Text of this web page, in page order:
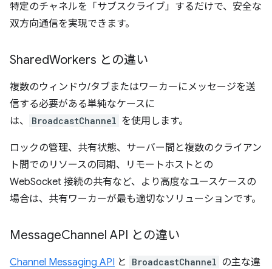
特定のチャネルを「サブスクライブ」するだけで、安全な
双方向通信を実現できます。
SharedWorkers との違い
複数のウィンドウ/タブまたはワーカーにメッセージを送
信する必要がある単純なケースに
は、
BroadcastChannel を使用します。
ロックの管理、共有状態、サーバー間と複数のクライアン
ト間でのリソースの同期、リモートホストとの
WebSocket 接続の共有など、より高度なユースケースの
場合は、共有ワーカーが最も適切なソリューションです。
MessageChannel API との違い
Channel Messaging API と BroadcastChannel の主な違